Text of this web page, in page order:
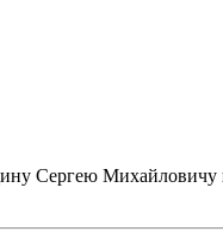
Сергею Михайловичу